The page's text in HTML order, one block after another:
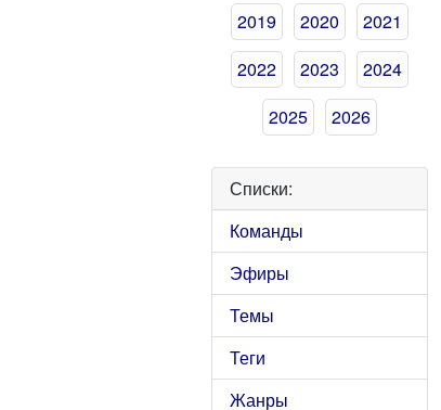
2019
2020
2021
2022
2023
2024
2025
2026
Списки:
Команды
Эфиры
Темы
Теги
Жанры